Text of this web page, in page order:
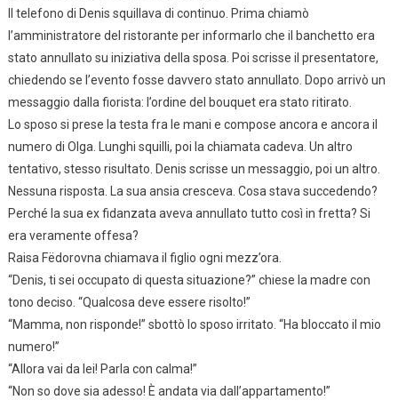
Il telefono di Denis squillava di continuo. Prima chiamò
l’amministratore del ristorante per informarlo che il banchetto era
stato annullato su iniziativa della sposa. Poi scrisse il presentatore,
chiedendo se l’evento fosse davvero stato annullato. Dopo arrivò un
messaggio dalla fiorista: l’ordine del bouquet era stato ritirato.
Lo sposo si prese la testa fra le mani e compose ancora e ancora il
numero di Olga. Lunghi squilli, poi la chiamata cadeva. Un altro
tentativo, stesso risultato. Denis scrisse un messaggio, poi un altro.
Nessuna risposta. La sua ansia cresceva. Cosa stava succedendo?
Perché la sua ex fidanzata aveva annullato tutto così in fretta? Si
era veramente offesa?
Raisa Fëdorovna chiamava il figlio ogni mezz’ora.
“Denis, ti sei occupato di questa situazione?” chiese la madre con
tono deciso. “Qualcosa deve essere risolto!”
“Mamma, non risponde!” sbottò lo sposo irritato. “Ha bloccato il mio
numero!”
“Allora vai da lei! Parla con calma!”
“Non so dove sia adesso! È andata via dall’appartamento!”